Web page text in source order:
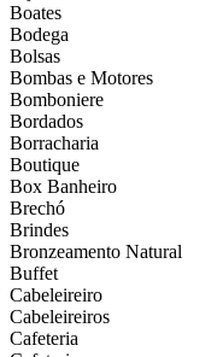
Boates
Bodega
Bolsas
Bombas e Motores
Bomboniere
Bordados
Borracharia
Boutique
Box Banheiro
Brechó
Brindes
Bronzeamento Natural
Buffet
Cabeleireiro
Cabeleireiros
Cafeteria